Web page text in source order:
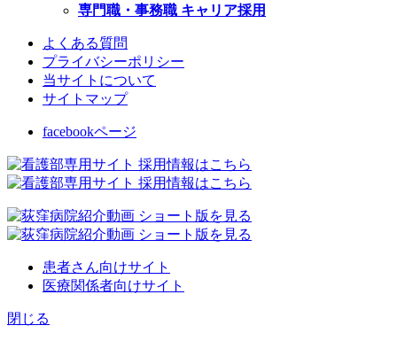
専門職・事務職 キャリア採用
よくある質問
プライバシーポリシー
当サイトについて
サイトマップ
facebookページ
患者さん向けサイト
医療関係者向けサイト
閉じる